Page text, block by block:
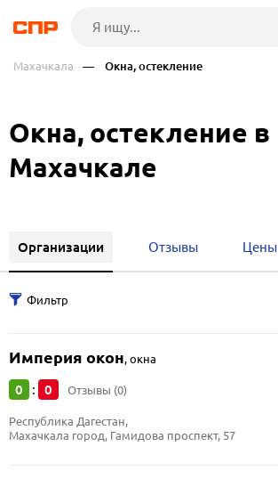
Махачкала — Окна, остекление
Окна, остекление в
Махачкале
Организации Отзывы Цены
Империя окон,окна
0 : 0 Отзывы (0)
Республика Дагестан,
Махачкала город, Гамидова проспект, 57